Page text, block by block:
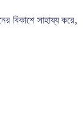
বিকাশে সাহায্য করে,